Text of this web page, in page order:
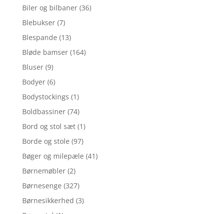
Biler og bilbaner (36)
Blebukser (7)
Blespande (13)
Bløde bamser (164)
Bluser (9)
Bodyer (6)
Bodystockings (1)
Boldbassiner (74)
Bord og stol sæt (1)
Borde og stole (97)
Bøger og milepæle (41)
Børnemøbler (2)
Børnesenge (327)
Børnesikkerhed (3)